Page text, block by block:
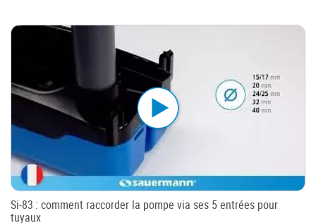
Si-83 : comment raccorder la pompe via ses 5 entrées pour
tuyaux